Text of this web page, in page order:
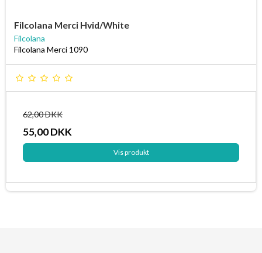
Filcolana Merci Hvid/White
Filcolana
Filcolana Merci 1090
62,00 DKK
55,00 DKK
Vis produkt